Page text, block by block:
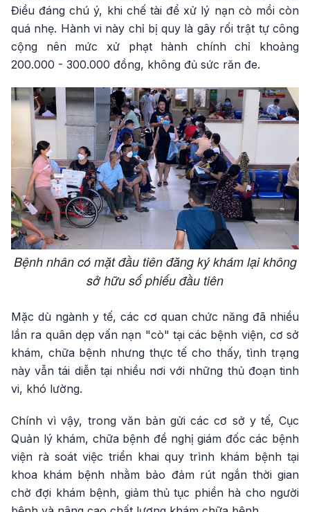
Điều đáng chú ý, khi chế tài để xử lý nạn cò mồi còn
quá nhẹ. Hành vi này chỉ bị quy là gây rối trật tự công
cộng nên mức xử phạt hành chính chỉ khoảng
200.000 - 300.000 đồng, không đủ sức răn đe.
Bệnh nhân có mặt đầu tiên đăng ký khám lại không
sở hữu số phiếu đầu tiên
Mặc dù ngành y tế, các cơ quan chức năng đã nhiều
lần ra quân dẹp vấn nạn "cò" tại các bệnh viện, cơ sở
khám, chữa bệnh nhưng thực tế cho thấy, tình trạng
này vẫn tái diễn tại nhiều nơi với những thủ đoạn tinh
vi, khó lường.
Chính vì vậy, trong văn bản gửi các cơ sở y tế, Cục
Quản lý khám, chữa bệnh đề nghị giám đốc các bệnh
viện rà soát việc triển khai quy trình khám bệnh tại
khoa khám bệnh nhằm bảo đảm rút ngắn thời gian
chờ đợi khám bệnh, giảm thủ tục phiền hà cho người